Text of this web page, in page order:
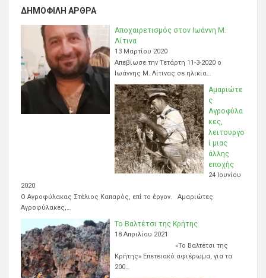
ΔΗΜΟΦΙΛΉ ΆΡΘΡΑ
Αποχαιρετισμός στον Ιωάννη Μ.
Λίτινα
13 Μαρτίου 2020
Απεβίωσε την Τετάρτη 11-3-2020 ο
Ιωάννης Μ. Λίτινας σε ηλικία…
Αμαριώτε
ς
Αγροφύλα
κες,
λειτουργο
ί μιας
άλλης
εποχής
24 Ιουνίου
2020
Ο Αγροφύλακας Στέλιος Καπαρός, επί το έργον. Αμαριώτες
Αγροφύλακες,…
Το Βαλτέτσι της Κρήτης.
18 Απριλίου 2021
«Το Βαλτέτσι της
Κρήτης» Επετειακό αφιέρωμα, για τα
200…